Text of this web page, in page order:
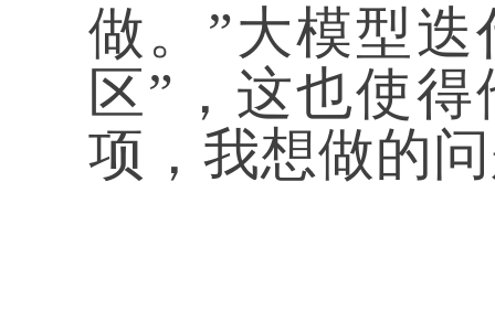
做。”大模型
区”，这也使
项，我想做的